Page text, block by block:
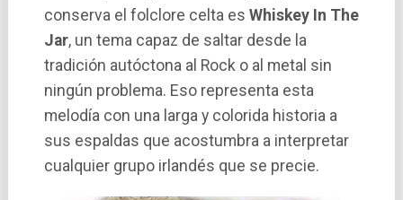
conserva el folclore celta es Whiskey In The
Jar, un tema capaz de saltar desde la
tradición autóctona al Rock o al metal sin
ningún problema. Eso representa esta
melodí­a con una larga y colorida historia a
sus espaldas que acostumbra a interpretar
cualquier grupo irlandés que se precie.